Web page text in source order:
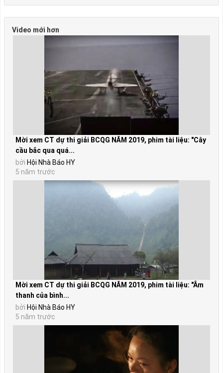
Video mới hơn
Mời xem CT dự thi giải BCQG NĂM 2019, phim tài liệu: "Cây
cầu bắc qua quá...
bởi Hội Nhà Báo HY
5 năm trước
Mời xem CT dự thi giải BCQG NĂM 2019, phim tài liệu: "Âm
thanh của bình...
bởi Hội Nhà Báo HY
5 năm trước